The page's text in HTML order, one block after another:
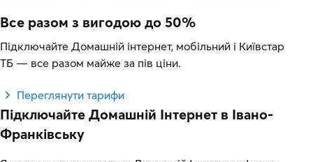
Все разом з вигодою до 50%
Підключайте Домашній інтернет, мобільний і Київстар
ТБ — все разом майже за пів ціни.
Переглянути тарифи
Підключайте Домашній Інтернет в Івано-
Франківську